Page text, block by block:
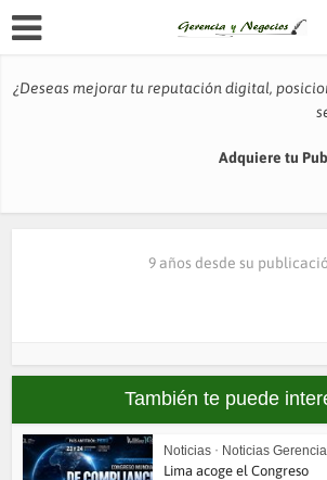
¿Deseas mejorar tu reputación digital,
Adquiere tu
9 años desde su
También te puede
Noticias • Noticias
Lima acoge el Congreso